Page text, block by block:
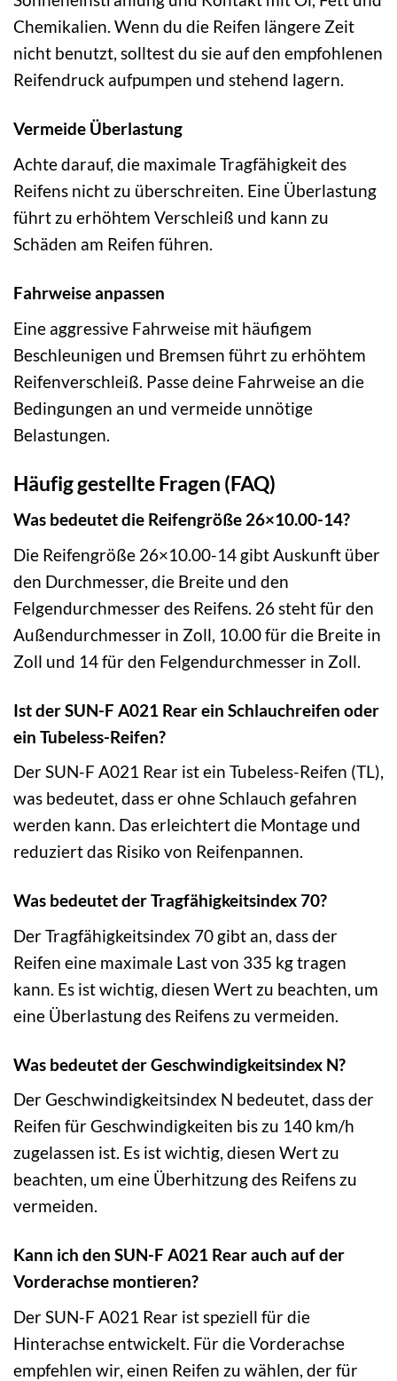
Chemikalien. Wenn du die Reifen längere Zeit
nicht benutzt, solltest du sie auf den empfohlenen
Reifendruck aufpumpen und stehend lagern.
Vermeide Überlastung
Achte darauf, die maximale Tragfähigkeit des
Reifens nicht zu überschreiten. Eine Überlastung
führt zu erhöhtem Verschleiß und kann zu
Schäden am Reifen führen.
Fahrweise anpassen
Eine aggressive Fahrweise mit häufigem
Beschleunigen und Bremsen führt zu erhöhtem
Reifenverschleiß. Passe deine Fahrweise an die
Bedingungen an und vermeide unnötige
Belastungen.
Häufig gestellte Fragen (FAQ)
Was bedeutet die Reifengröße 26×10.00-14?
Die Reifengröße 26×10.00-14 gibt Auskunft über
den Durchmesser, die Breite und den
Felgendurchmesser des Reifens. 26 steht für den
Außendurchmesser in Zoll, 10.00 für die Breite in
Zoll und 14 für den Felgendurchmesser in Zoll.
Ist der SUN-F A021 Rear ein Schlauchreifen oder
ein Tubeless-Reifen?
Der SUN-F A021 Rear ist ein Tubeless-Reifen (TL),
was bedeutet, dass er ohne Schlauch gefahren
werden kann. Das erleichtert die Montage und
reduziert das Risiko von Reifenpannen.
Was bedeutet der Tragfähigkeitsindex 70?
Der Tragfähigkeitsindex 70 gibt an, dass der
Reifen eine maximale Last von 335 kg tragen
kann. Es ist wichtig, diesen Wert zu beachten, um
eine Überlastung des Reifens zu vermeiden.
Was bedeutet der Geschwindigkeitsindex N?
Der Geschwindigkeitsindex N bedeutet, dass der
Reifen für Geschwindigkeiten bis zu 140 km/h
zugelassen ist. Es ist wichtig, diesen Wert zu
beachten, um eine Überhitzung des Reifens zu
vermeiden.
Kann ich den SUN-F A021 Rear auch auf der
Vorderachse montieren?
Der SUN-F A021 Rear ist speziell für die
Hinterachse entwickelt. Für die Vorderachse
empfehlen wir, einen Reifen zu wählen, der für